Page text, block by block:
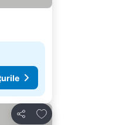
Distribuiți
Adăugaţi la